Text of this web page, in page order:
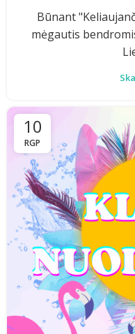
Būnant
mėgautis
10
RGP